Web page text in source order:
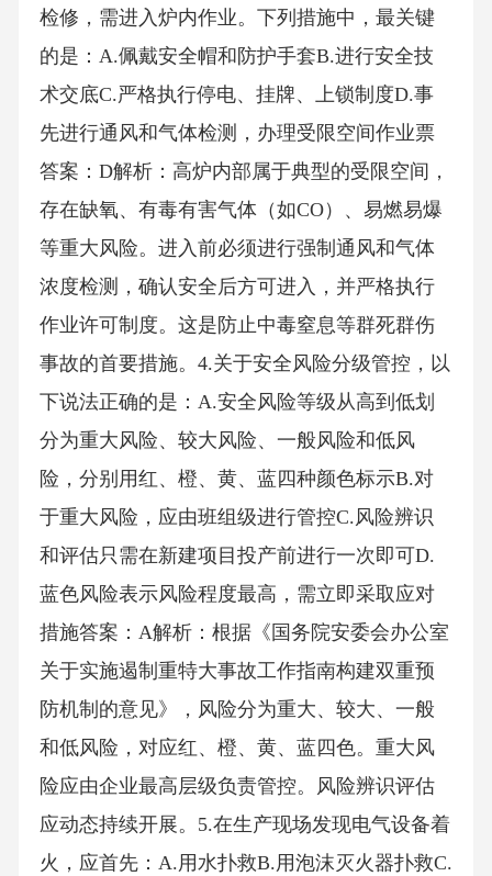
检修，需进入炉内作业。下列措施中，最关键
的是：A.佩戴安全帽和防护手套B.进行安全技
术交底C.严格执行停电、挂牌、上锁制度D.事
先进行通风和气体检测，办理受限空间作业票
答案：D解析：高炉内部属于典型的受限空间，
存在缺氧、有毒有害气体（如CO）、易燃易爆
等重大风险。进入前必须进行强制通风和气体
浓度检测，确认安全后方可进入，并严格执行
作业许可制度。这是防止中毒窒息等群死群伤
事故的首要措施。4.关于安全风险分级管控，以
下说法正确的是：A.安全风险等级从高到低划
分为重大风险、较大风险、一般风险和低风
险，分别用红、橙、黄、蓝四种颜色标示B.对
于重大风险，应由班组级进行管控C.风险辨识
和评估只需在新建项目投产前进行一次即可D.
蓝色风险表示风险程度最高，需立即采取应对
措施答案：A解析：根据《国务院安委会办公室
关于实施遏制重特大事故工作指南构建双重预
防机制的意见》，风险分为重大、较大、一般
和低风险，对应红、橙、黄、蓝四色。重大风
险应由企业最高层级负责管控。风险辨识评估
应动态持续开展。5.在生产现场发现电气设备着
火，应首先：A.用水扑救B.用泡沫灭火器扑救C.